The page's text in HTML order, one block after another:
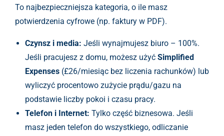
To najbezpieczniejsza kategoria, o ile masz
potwierdzenia cyfrowe (np. faktury w PDF).
Czynsz i media: Jeśli wynajmujesz biuro – 100%.
Jeśli pracujesz z domu, możesz użyć Simplified
Expenses (£26/miesiąc bez liczenia rachunków) lub
wyliczyć procentowo zużycie prądu/gazu na
podstawie liczby pokoi i czasu pracy.
Telefon i Internet: Tylko część biznesowa. Jeśli
masz jeden telefon do wszystkiego, odliczanie